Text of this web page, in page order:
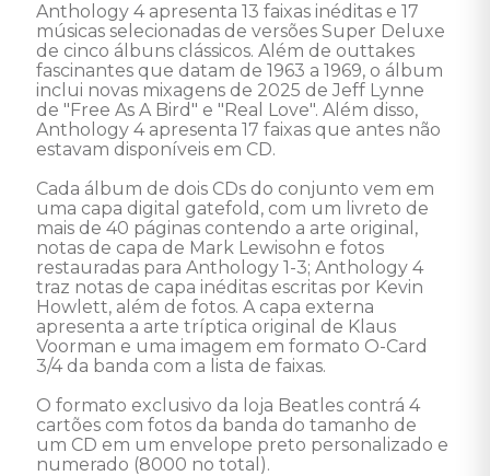
Anthology 4 apresenta 13 faixas inéditas e 17
músicas selecionadas de versões Super Deluxe
de cinco álbuns clássicos. Além de outtakes
fascinantes que datam de 1963 a 1969, o álbum
inclui novas mixagens de 2025 de Jeff Lynne
de "Free As A Bird" e "Real Love". Além disso,
Anthology 4 apresenta 17 faixas que antes não
estavam disponíveis em CD.
Cada álbum de dois CDs do conjunto vem em
uma capa digital gatefold, com um livreto de
mais de 40 páginas contendo a arte original,
notas de capa de Mark Lewisohn e fotos
restauradas para Anthology 1-3; Anthology 4
traz notas de capa inéditas escritas por Kevin
Howlett, além de fotos. A capa externa
apresenta a arte tríptica original de Klaus
Voorman e uma imagem em formato O-Card
3/4 da banda com a lista de faixas.
O formato exclusivo da loja Beatles contrá 4
cartões com fotos da banda do tamanho de
um CD em um envelope preto personalizado e
numerado (8000 no total).